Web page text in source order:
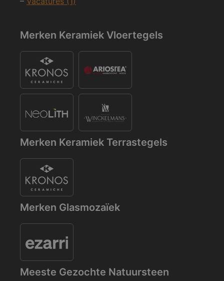
Merken Keramiek Vloertegels
Merken Keramiek Terrastegels
Merken Glasmozaïek
Meeste Gezochte Natuursteen